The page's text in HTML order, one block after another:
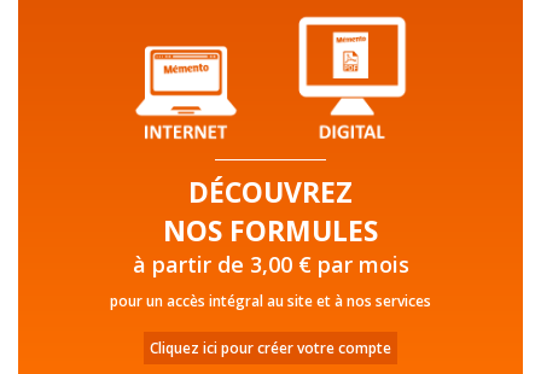
DÉCOUVREZ
NOS FORMULES
à partir de 3,00 € par mois
pour un accès intégral au site et à nos services
Cliquez ici pour créer votre compte